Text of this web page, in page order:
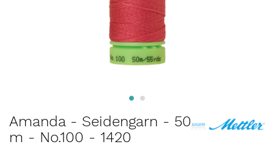
Anfang
der
Amanda - Seidengarn - 50
m - No.100 - 1420